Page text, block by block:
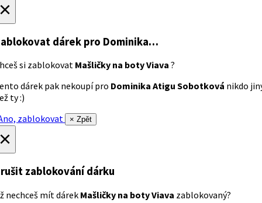
dárek pro Dominika…
si zablokovat Mašličky na boty Viava ?
dárek pak nekoupí pro Dominika Atigu Sobotková nikdo
ty :)
zablokovat
× Zpět
zablokování dárku
nechceš mít dárek Mašličky na boty Viava zablokovaný?